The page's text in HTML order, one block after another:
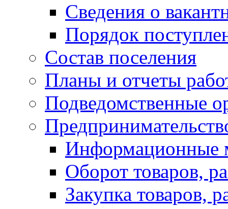
Сведения о
Порядок
Состав поселения
Планы и отчеты
Подведомственные
Информационные
Оборот товаров,
Закупка товаров,